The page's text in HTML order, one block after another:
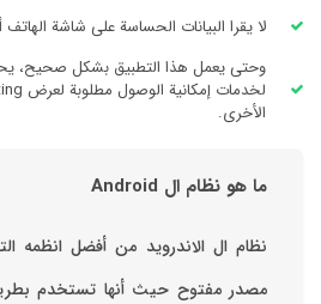
لا يقرا البيانات الحساسة على شاشة
وحتى يعمل هذا التطبيق بشكل صحيح،
الأخرى.
ما هو نظام ال Android
نظام ال الاندرويد من أفضل انظمه
مصدر مفتوح حيث أنها تستخدم